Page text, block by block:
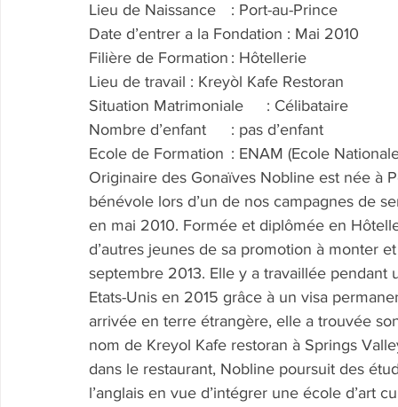
Lieu de Naissance	: Port-au-Prince
Date d’entrer a la Fondation : Mai 2010
Filière de Formation	: Hôtellerie
Lieu de travail : Kreyòl Kafe Restoran
Situation Matrimoniale	: Célibataire
Nombre d’enfant	: pas d’enfant
Ecole de Formation	: ENAM
Originaire des Gonaïves Nobline est née à
bénévole lors d’un de nos campagnes de
en mai 2010. Formée et diplômée en
d’autres jeunes de sa promotion à monter
septembre 2013. Elle y a travaillée
Etats-Unis en 2015 grâce à un visa
arrivée en terre étrangère, elle a trouvée
nom de Kreyol Kafe restoran à Springs
dans le restaurant, Nobline poursuit des
l’anglais en vue d’intégrer une école d’art